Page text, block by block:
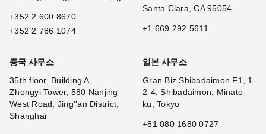
+352 2 600 8670
+352 2 786 1074
Santa Clara, CA 95054
+1 669 292 5611
중국 사무소
35th floor, Building A,
Zhongyi Tower, 580 Nanjing
West Road, Jing''an District,
Shanghai
일본 사무소
Gran Biz Shibadaimon F1, 1-
2-4, Shibadaimon, Minato-
ku, Tokyo
+81 080 1680 0727